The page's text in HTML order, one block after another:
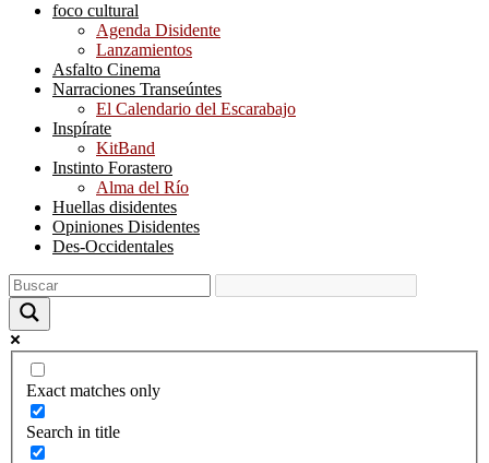
foco cultural
Agenda Disidente
Lanzamientos
Asfalto Cinema
Narraciones Transeúntes
El Calendario del Escarabajo
Inspírate
KitBand
Instinto Forastero
Alma del Río
Huellas disidentes
Opiniones Disidentes
Des-Occidentales
Exact matches only
Search in title